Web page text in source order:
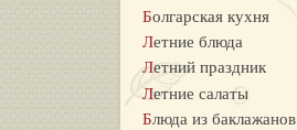
Болгарская кухня
Летние блюда
Летний праздник
Летние салаты
Блюда из баклажанов